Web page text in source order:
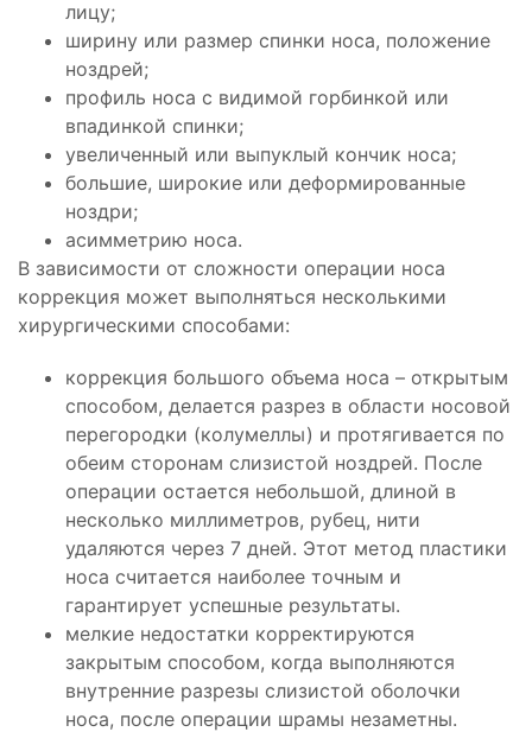
лицу;
ширину или размер спинки носа, положение
ноздрей;
профиль носа с видимой горбинкой или
впадинкой спинки;
увеличенный или выпуклый кончик носа;
большие, широкие или деформированные
ноздри;
асимметрию носа.
В зависимости от сложности операции носа
коррекция может выполняться несколькими
хирургическими способами:
коррекция большого объема носа – открытым
способом, делается разрез в области носовой
перегородки (колумеллы) и протягивается по
обеим сторонам слизистой ноздрей. После
операции остается небольшой, длиной в
несколько миллиметров, рубец, нити
удаляются через 7 дней. Этот метод пластики
носа считается наиболее точным и
гарантирует успешные результаты.
мелкие недостатки корректируются
закрытым способом, когда выполняются
внутренние разрезы слизистой оболочки
носа, после операции шрамы незаметны.